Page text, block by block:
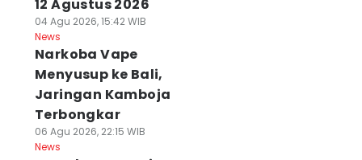
12 Agustus 2026
04 Agu 2026, 15:42 WIB
News
Narkoba Vape
Menyusup ke Bali,
Jaringan Kamboja
Terbongkar
06 Agu 2026, 22:15 WIB
News